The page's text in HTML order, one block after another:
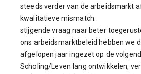
steeds verder van de arbeidsmarkt
kwalitatieve mismatch:
stijgende vraag naar beter
ons arbeidsmarktbeleid hebben we
afgelopen jaar ingezet op de
Scholing/Leven lang ontwikkelen,